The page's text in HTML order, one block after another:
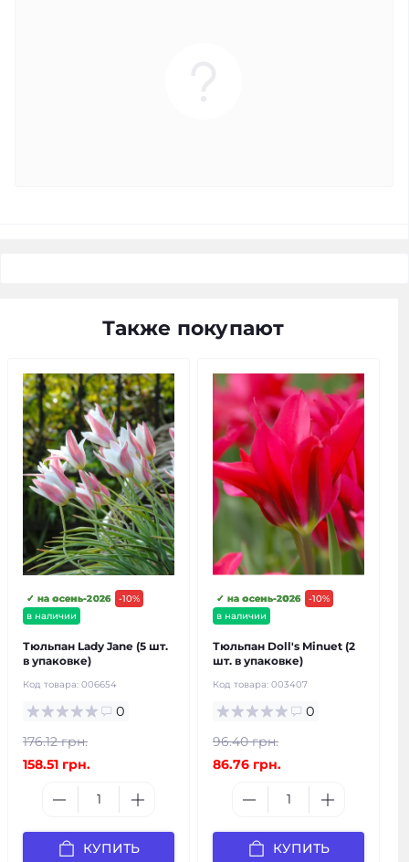
Также покупают
-10%
в наличии
✓ на осень-2026
Тюльпан Lady Jane (5 шт.
в упаковке)
Код товара: 006654
0
176.12 грн.
158.51 грн.
КУПИТЬ
-10%
в наличии
✓ на осень-2026
Тюльпан Doll's Minuet (2
шт. в упаковке)
Код товара: 003407
0
96.40 грн.
86.76 грн.
КУПИТЬ